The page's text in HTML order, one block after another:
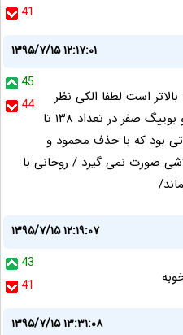
41
۱۳۹۵/۷/۱۵ ۱۲:۱۷:۰۱
45
44
است لطفا الکی نظر
ندهید/ اما عمرا هواپیما ایرباس و بوییگ صفر در تعداد ۱۳۸ تا
بود که با حذف محمود و
صورت نمی گیرد / روحانی با
۱۳۹۵/۷/۱۵ ۱۲:۱۹:۰۷
43
41
۱۳۹۵/۷/۱۵ ۱۳:۳۱:۰۸